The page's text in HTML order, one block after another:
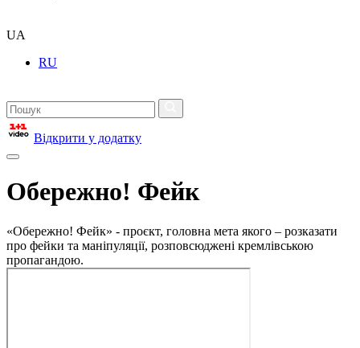
UA
RU
Відкрити у додатку
Обережно! Фейк
«Обережно! Фейк» - проєкт, головна мета якого – розказати
про фейки та маніпуляції, розповсюджені кремлівською
пропагандою.